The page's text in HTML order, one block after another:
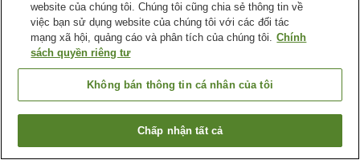
Tiện nghi chỗ nghỉ
Bãi đỗ xe
Spa / Salon
Máy bán hàng tự động
Trang chủ Nhật Bản Tỉnh Hyogo
Thành phố Kobe
Hotel Monte Hermana Kobe Amalie
Tìm phòng trống
website của chúng tôi. Chúng tôi cũng chia sẻ thông tin về
việc bạn sử dụng website của chúng tôi với các đối tác
mạng xã hội, quảng cáo và phân tích của chúng tôi. Chính
sách quyền riêng tư
Không bán thông tin cá nhân của tôi
Chấp nhận tất cả